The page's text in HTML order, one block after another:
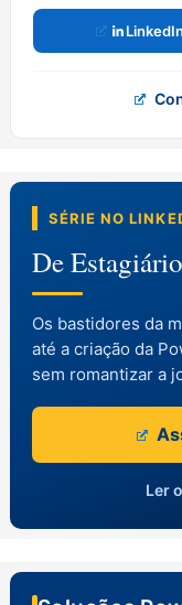
LinkedIn
SÉRIE NO
De Estagiário
Os bastidores da
até a criação da
sem romantizar a
Ler